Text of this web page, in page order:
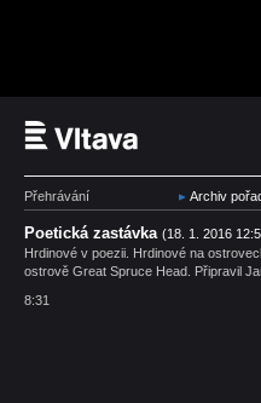
Přehrávání Archiv
Poetická zastávka (18. 1. 2016
Hrdinové v poezii. Hrdinové na
ostrově Great Spruce Head. Připravil
8:31